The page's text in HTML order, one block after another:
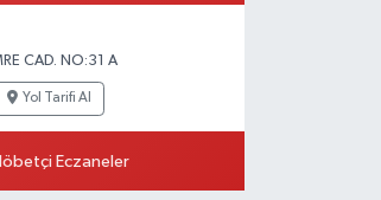
CAD. NO:31 A
Yol Tarifi Al
Eczaneler